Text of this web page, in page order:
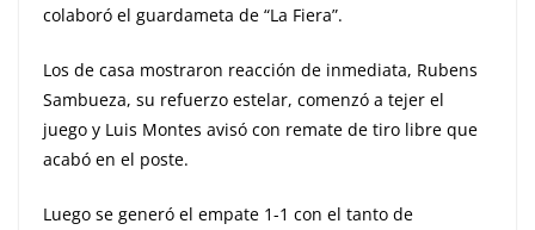
colaboró el guardameta de “La Fiera”.
Los de casa mostraron reacción de inmediata, Rubens
Sambueza, su refuerzo estelar, comenzó a tejer el
juego y Luis Montes avisó con remate de tiro libre que
acabó en el poste.
Luego se generó el empate 1-1 con el tanto de